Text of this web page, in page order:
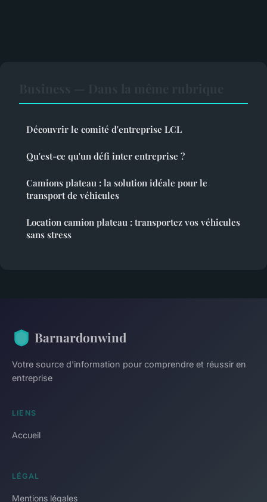
Découvrir le comité d'entreprise LCL
Qu'est-ce qu'un défi inter entreprise ?
Camions plateau : la solution idéale pour le
transport de véhicules
Location camion plateau : transportez vos véhicules
sans stress
Barnardonwind
Votre source d'information pour comprendre et réussir en
entreprise
LIENS
Accueil
LÉGAL
Mentions légales